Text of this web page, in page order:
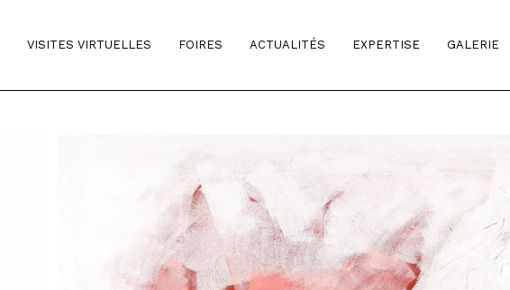
VISITES VIRTUELLES FOIRES ACTUALITÉS EXPERTISE GALERIE